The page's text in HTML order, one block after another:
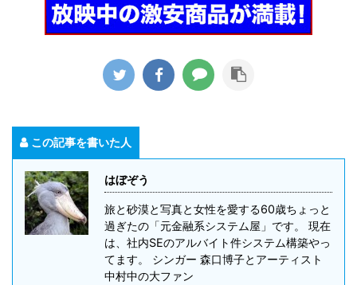
この記事を書いた人
はぼぞう
旅と砂漠と写真と女性を愛する60歳ちょっと
過ぎたの「元金融系システム屋」です。 現在
は、社内SEのアルバイト件システム構築やっ
てます。 シンガー 森口博子とアーティスト
中村中の大ファン